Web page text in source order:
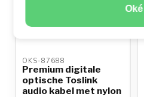
Oké
OKS-87688
Premium digitale
optische Toslink
audio kabel met nylon